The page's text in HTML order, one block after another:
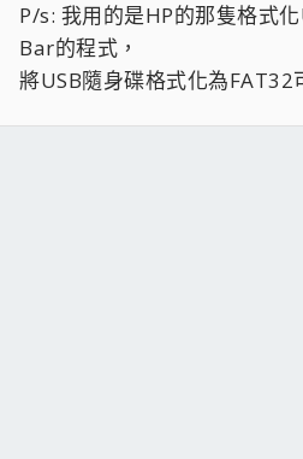
P/s: 我用的是HP的那隻格式
Bar的程式，
將USB隨身碟格式化為FAT32